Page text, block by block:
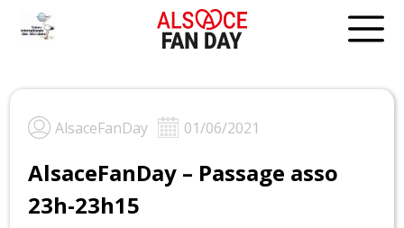
AlsaceFanDay 01/06/2021
AlsaceFanDay – Passage asso
23h-23h15